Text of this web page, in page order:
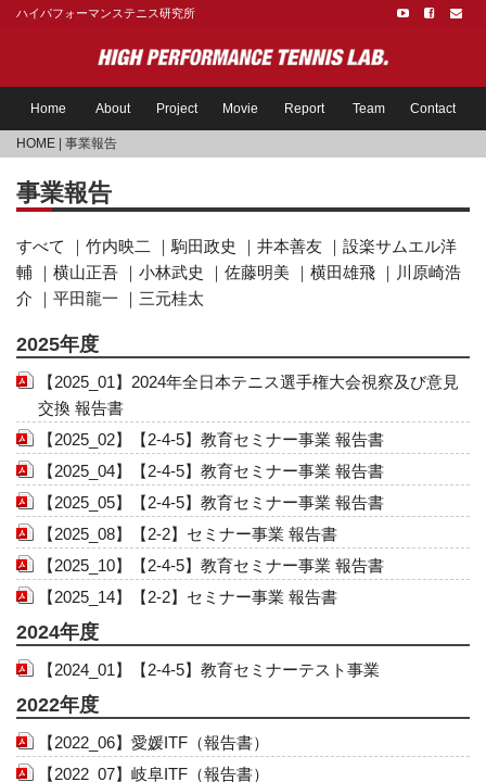
ハイパフォーマンステニス研究所
Home About Project Movie Report Team Contact
HOME | 事業報告
事業報告
すべて ｜ 竹内映二 ｜ 駒田政史 ｜ 井本善友 ｜ 設楽サムエル洋
輔 ｜ 横山正吾 ｜ 小林武史 ｜ 佐藤明美 ｜ 横田雄飛 ｜ 川原崎浩
介 ｜ 平田龍一 ｜ 三元桂太
2025年度
【2025_01】2024年全日本テニス選手権大会視察及び意見
交換 報告書
【2025_02】【2-4-5】教育セミナー事業 報告書
【2025_04】【2-4-5】教育セミナー事業 報告書
【2025_05】【2-4-5】教育セミナー事業 報告書
【2025_08】【2-2】セミナー事業 報告書
【2025_10】【2-4-5】教育セミナー事業 報告書
【2025_14】【2-2】セミナー事業 報告書
2024年度
【2024_01】【2-4-5】教育セミナーテスト事業
2022年度
【2022_06】愛媛ITF（報告書）
【2022_07】岐阜ITF（報告書）